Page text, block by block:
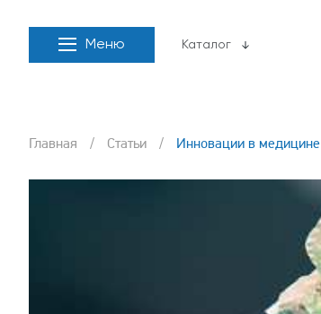
Меню Каталог
Главная / Статьи / Инновации в медицине